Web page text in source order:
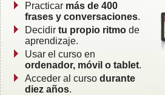
Practicar más de 400
frases y conversaciones.
Decidir tu propio ritmo de
aprendizaje.
Usar el curso en
ordenador, móvil o tablet.
Acceder al curso durante
diez años.